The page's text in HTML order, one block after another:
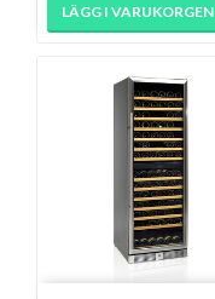
LÄGG I VARUKORGEN